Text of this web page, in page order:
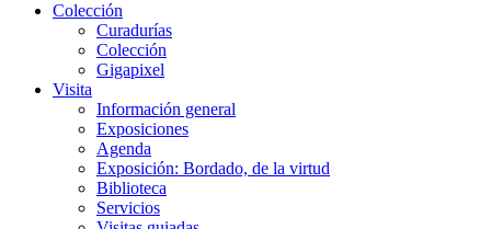
Colección
Curadurías
Colección
Gigapixel
Visita
Información general
Exposiciones
Agenda
Exposición: Bordado, de la virtud
Biblioteca
Servicios